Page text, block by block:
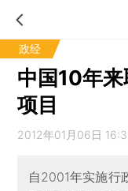
政经
中国10年
项目
2012年01月06日
自2001年实施行